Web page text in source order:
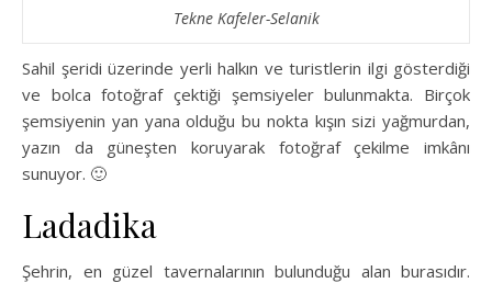
Tekne Kafeler-Selanik
Sahil şeridi üzerinde yerli halkın ve turistlerin ilgi gösterdiği
ve bolca fotoğraf çektiği şemsiyeler bulunmakta. Birçok
şemsiyenin yan yana olduğu bu nokta kışın sizi yağmurdan,
yazın da güneşten koruyarak fotoğraf çekilme imkânı
sunuyor. 🙂
Ladadika
Şehrin, en güzel tavernalarının bulunduğu alan burasıdır.